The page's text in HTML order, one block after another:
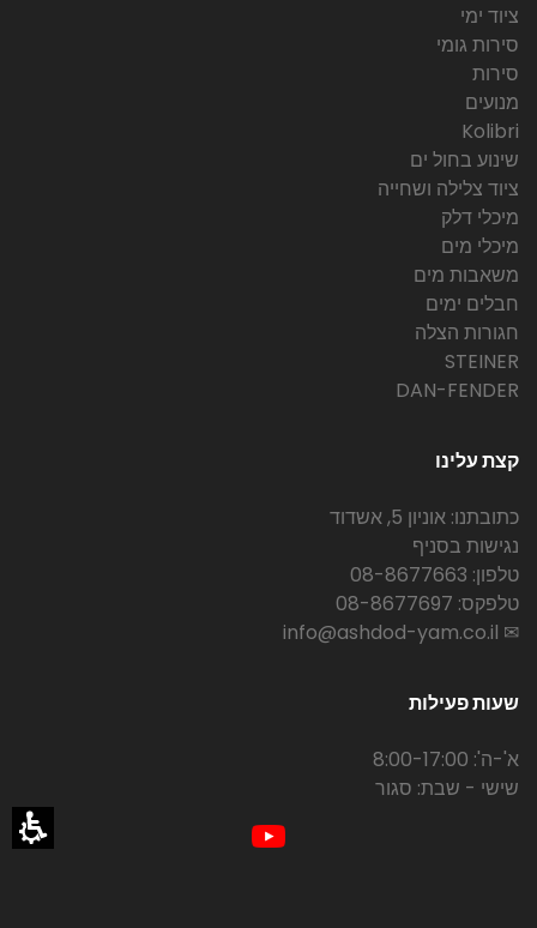
ציוד ימי
סירות גומי
סירות
מנועים
Kolibri
שינוע בחול ים
ציוד צלילה ושחייה
מיכלי דלק
מיכלי מים
משאבות מים
חבלים ימים
חגורות הצלה
STEINER
DAN-FENDER
קצת עלינו
כתובתנו: אוניון 5, אשדוד
נגישות בסניף
טלפון: 08-8677663
טלפקס: 08-8677697
✉ info@ashdod-yam.co.il
שעות פעילות
א'-ה': 8:00-17:00
שישי - שבת: סגור